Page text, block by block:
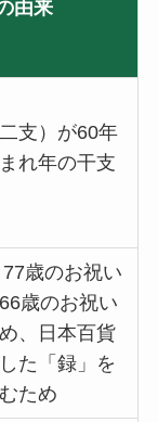
由来
支）が60年
れ年の干支
歳のお祝い
歳のお祝い
、日本百貨
た「録」を
ため